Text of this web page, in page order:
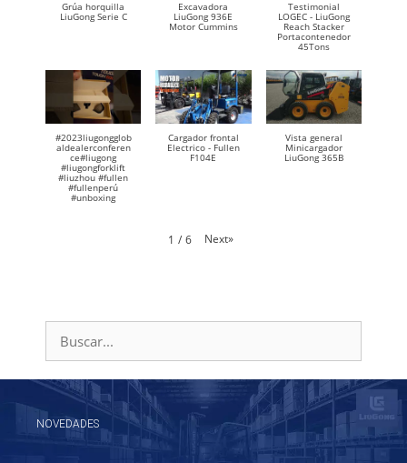
Grúa horquilla
LiuGong Serie C
Excavadora
LiuGong 936E
Motor Cummins
Testimonial
LOGEC - LiuGong
Reach Stacker
Portacontenedor
45Tons
#2023liugongglob
aldealerconferen
ce#liugong
#liugongforklift
#liuzhou #fullen
#fullenperú
#unboxing
Cargador frontal
Electrico - Fullen
F104E
Vista general
Minicargador
LiuGong 365B
1 / 6 Next»
NOVEDADES